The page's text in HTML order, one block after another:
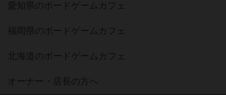
愛知県のボードゲームカフェ
福岡県のボードゲームカフェ
北海道のボードゲームカフェ
オーナー・店長の方へ